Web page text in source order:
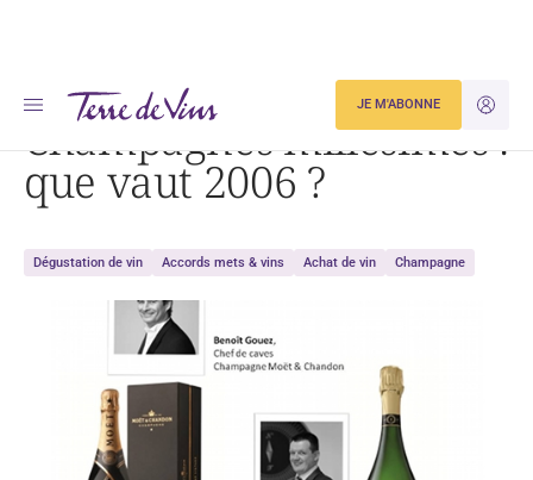
JE
JE M'ABONNE
Accueil Dégustation Champagnes millésimés : que vaut 2006 ?
Champagnes millésimés :
que vaut 2006 ?
Dégustation de vin Accords mets & vins Achat de vin Champagne